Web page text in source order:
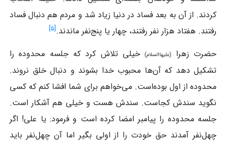
کردند. از آن به بعد فساد در دنیا زیاد شد و مردم هم دنبال فساد
رفتند. هفتاد هزار نفر رفتند، چهار یا پنج‌نفر ماندند.[۵]
حضرت زهرا (علیهاالسلام)خیلی تلاش کرد که جلسه محدوده را
تشکیل دهد که آن‌ها محبوب خدا بشوند و دنبال خلق نروند.
محدوده از اول بوده‌است. می‌خواهم برای شما افشا کنم که کسی
نگوید سندش کجاست. سندش هست و خیلی هم آشکار است.
جلسه محدوده را پیامبر امضا کرده است و فرمود: یا علی! اگر
چهل‌نفر آمدند حق خودت را از اولی بگیر اما آن چهل‌نفر باید